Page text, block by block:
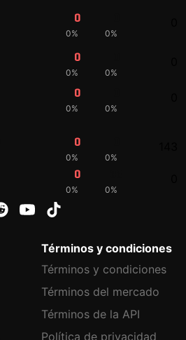
0
0% 0%
0
0% 0%
0
0% 0%
0
0% 0%
0
0% 0%
Términos y condiciones
Términos y condiciones
Términos del mercado
Términos de la API
Política de privacidad